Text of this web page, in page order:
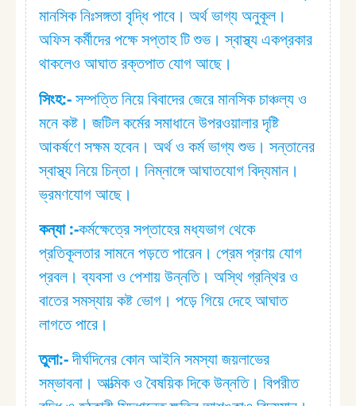
মানসিক নিঃসঙ্গতা বৃদ্ধি পাবে। অর্থ ভাগ্য অনুকূল।
অফিস কর্মীদের পক্ষে সপ্তাহ টি শুভ। স্বাস্থ্য একপ্রকার
থাকলেও আঘাত রক্তপাত যোগ আছে।
সিংহ:⁠-সম্পত্তি নিয়ে বিবাদের জেরে মানসিক চাঞ্চল্য ও
মনে কষ্ট। জটিল কর্মের সমাধানে উপরওয়ালার দৃষ্টি
আকর্ষণে সক্ষম হবেন। অর্থ ও কর্ম ভাগ্য শুভ। সন্তানের
স্বাস্থ্য নিয়ে চিন্তা। নিম্নাঙ্গে আঘাতযোগ বিদ্যমান।
ভ্রমণযোগ আছে।
কন্যা :⁠-কর্মক্ষেত্রে সপ্তাহের মধ্যভাগ থেকে
প্রতিকূলতার সামনে পড়তে পারেন। প্রেম প্রণয় যোগ
প্রবল। ব্যবসা ও পেশায় উন্নতি। অস্থি গ্রন্থির ও
বাতের সমস্যায় কষ্ট ভোগ। পড়ে গিয়ে দেহে আঘাত
লাগতে পারে।
তুলা:⁠-দীর্ঘদিনের কোন আইনি সমস্যা জয়লাভের
সম্ভাবনা। আত্মিক ও বৈষয়িক দিকে উন্নতি। বিপরীত